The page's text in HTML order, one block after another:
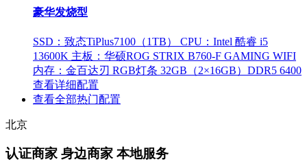
豪华发烧型
SSD：致态TiPlus7100（1TB）
CPU：Intel 酷睿 i5
13600K 主板：华硕ROG STRIX B760-F GAMING WIFI
内存：金百达刃 RGB灯条 32GB（2×16GB）DDR5 6400
查看详细配置
查看全部热门配置
北京
认证商家 身边商家 本地服务